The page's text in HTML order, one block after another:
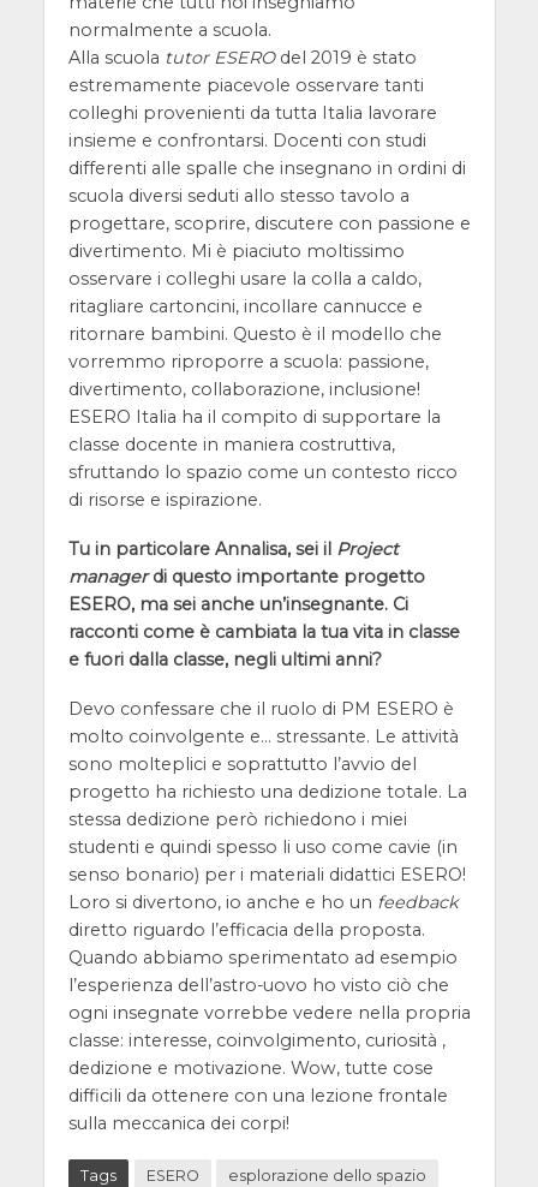
normalmente a scuola.
Alla scuola tutor ESEROdel 2019 è stato
estremamente piacevole osservare tanti
colleghi provenienti da tutta Italia lavorare
insieme e confrontarsi. Docenti con studi
differenti alle spalle che insegnano in ordini di
scuola diversi seduti allo stesso tavolo a
progettare, scoprire, discutere con passione e
divertimento. Mi è piaciuto moltissimo
osservare i colleghi usare la colla a caldo,
ritagliare cartoncini, incollare cannucce e
ritornare bambini. Questo è il modello che
vorremmo riproporre a scuola: passione,
divertimento, collaborazione, inclusione!
ESERO Italia ha il compito di supportare la
classe docente in maniera costruttiva,
sfruttando lo spazio come un contesto ricco
di risorse e ispirazione.
Tu in particolare Annalisa, sei il Project
managerdi questo importante progetto
ESERO, ma sei anche un’insegnante. Ci
racconti come è cambiata la tua vita in classe
e fuori dalla classe, negli ultimi anni?
Devo confessare che il ruolo di PM ESERO è
molto coinvolgente e… stressante. Le attività
sono molteplici e soprattutto l’avvio del
progetto ha richiesto una dedizione totale. La
stessa dedizione però richiedono i miei
studenti e quindi spesso li uso come cavie (in
senso bonario) per i materiali didattici ESERO!
Loro si divertono, io anche e ho un feedback
diretto riguardo l’efficacia della proposta.
Quando abbiamo sperimentato ad esempio
l’esperienza dell’astro-uovo ho visto ciò che
ogni insegnate vorrebbe vedere nella propria
classe: interesse, coinvolgimento, curiosità ,
dedizione e motivazione. Wow, tutte cose
difficili da ottenere con una lezione frontale
sulla meccanica dei corpi!
Tags ESERO esplorazione dello spazio